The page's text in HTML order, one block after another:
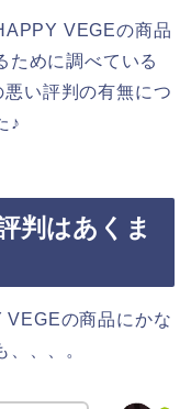
VEGEの商品
ために調べている
い評判の有無につ
♪
判はあくま
VEGEの商品にかな
、、。